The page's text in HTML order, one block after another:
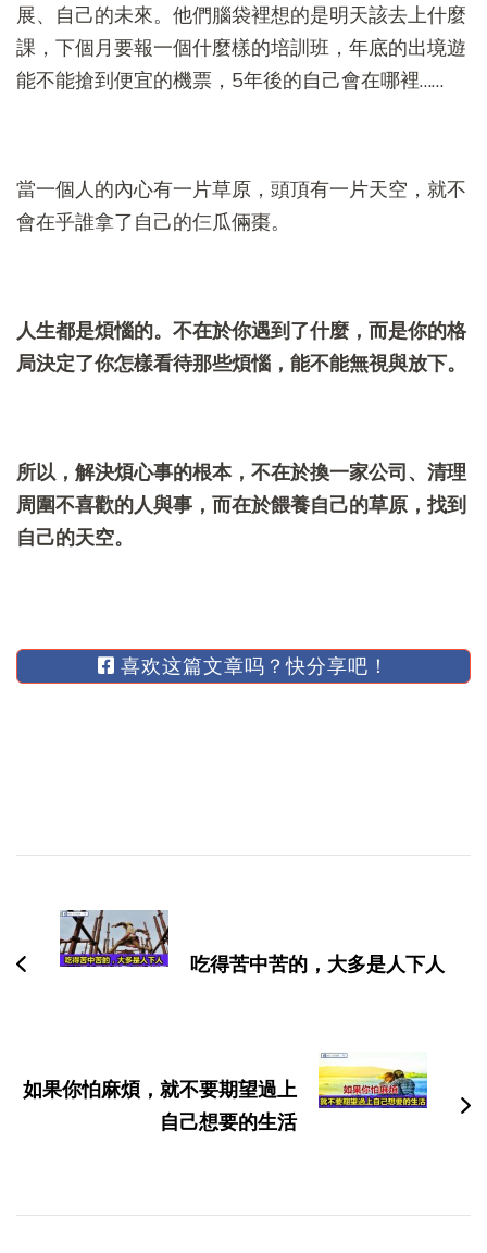
展、自己的未來。他們腦袋裡想的是明天該去上什麼
課，下個月要報一個什麼樣的培訓班，年底的出境遊
能不能搶到便宜的機票，5年後的自己會在哪裡……
當一個人的內心有一片草原，頭頂有一片天空，就不
會在乎誰拿了自己的仨瓜倆棗。
人生都是煩惱的。不在於你遇到了什麼，而是你的格
局決定了你怎樣看待那些煩惱，能不能無視與放下。
所以，解決煩心事的根本，不在於換一家公司、清理
周圍不喜歡的人與事，而在於餵養自己的草原，找到
自己的天空。
喜欢这篇文章吗？快分享吧！
航
吃得苦中苦的，大多是人下人
如果你怕麻煩，就不要期望過上
自己想要的生活